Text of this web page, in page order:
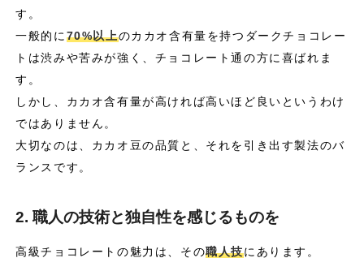
す。
一般的に70%以上のカカオ含有量を持つダークチョコレー
トは渋みや苦みが強く、チョコレート通の方に喜ばれま
す。
しかし、カカオ含有量が高ければ高いほど良いというわけ
ではありません。
大切なのは、カカオ豆の品質と、それを引き出す製法のバ
ランスです。
2. 職人の技術と独自性を感じるものを
高級チョコレートの魅力は、その職人技にあります。